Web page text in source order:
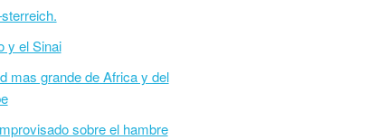
y el Sinai
mas grande de Africa y del
sobre el hambre